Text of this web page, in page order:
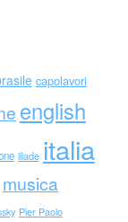
capolavori
english
iliade italia
musica
Pier Paolo